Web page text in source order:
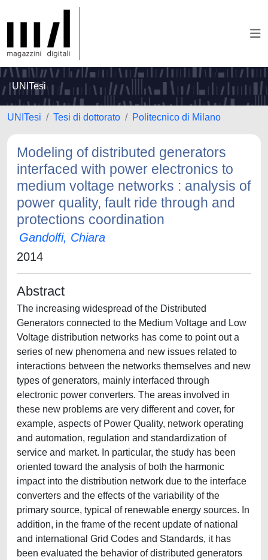
UNITesi
UNITesi Tesi di dottorato Politecnico di Milano
Modeling of distributed generators
interfaced with power electronics to
medium voltage networks : analysis of
power quality, fault ride through and
protections coordination
Gandolfi, Chiara
2014
Abstract
The increasing widespread of the Distributed
Generators connected to the Medium Voltage and Low
Voltage distribution networks has come to point out a
series of new phenomena and new issues related to
interactions between the networks themselves and new
types of generators, mainly interfaced through
electronic power converters. The areas involved in
these new problems are very different and cover, for
example, aspects of Power Quality, network operating
and automation, regulation and standardization of
service and market. In particular, the study has been
oriented toward the analysis of both the harmonic
impact into the distribution network due to the interface
converters and the effects of the variability of the
primary source, typical of renewable energy sources. In
addition, in the frame of the recent update of national
and international Grid Codes and Standards, it has
been evaluated the behavior of distributed generators